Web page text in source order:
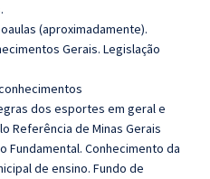
(aproximadamente).
Gerais. Legislação
dos esportes em geral e
Referência de Minas Gerais
Fundamental. Conhecimento da
de ensino. Fundo de